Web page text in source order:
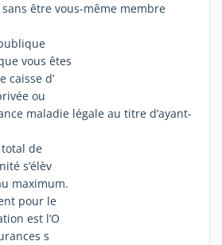
être vous-même membre
vous êtes
caisse d’
ou
maladie légale au titre d’ayant-
de
s’élèv
maximum.
pour le
est l’O
s